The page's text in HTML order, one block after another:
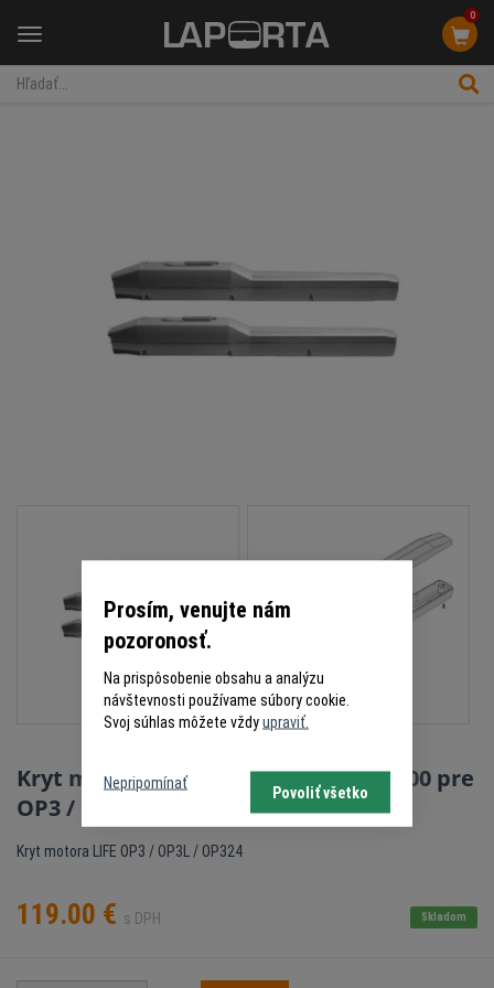
Menu
0
Kryt motora (ramena) LIFE 5RI1010000 pre
OP3 / OP3L / OP324
Kryt motora LIFE OP3 / OP3L / OP324
119.00 € s DPH Skladom
Prosím, venujte nám
pozoronosť.
Na prispôsobenie obsahu a analýzu
návštevnosti používame súbory cookie.
Svoj súhlas môžete vždyupraviť.
Nepripomínať
Povoliť všetko